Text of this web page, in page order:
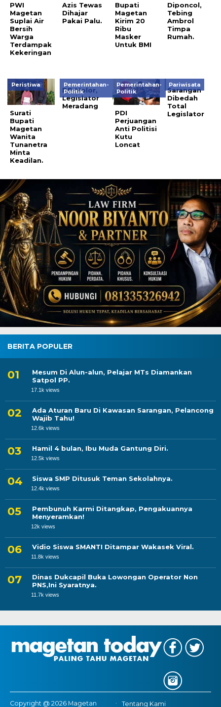
PWI
Magetan
Suplai Air
Bersih
Warga
Terdampak
Kekeringan
Azis Tewas
Dihajar
Pakai Palu.
Bupati
Magetan
Kirim 20
Ribu
Masker
Untuk BMI
Diponcol,
Tebing
Ambrol
Timpa
Rumah.
Peristiwa
Surati
Bupati
Magetan
Wanita
Tunanetra
Minta
Keadilan.
Pemerintahan-
Politik
DD Molor,
Legislator
Meradang
Pemerintahan-
Politik
PDI
Perjuangan
Anti Politisi
Kutu
Loncat
Pariwisata
Sarangan
Dibedah
Total
Legislator
BERITA POPULER
Mesum Di Alun-alun, Pelajar MTs Diamankan
Satpol PP.
17.1k views
Ada Aturan Baru Di Kawasan Sarangan, Pelancong
Wajib Tahu!
12.6k views
Hamil 4 bulan, Ibu Muda Gantung Diri.
12.5k views
Siswa SMP Ditusuk Teman Sekolahnya.
12.4k views
Pembunuh Karmi Ditangkap, Pengakuannya
Menyeramkan!
12k views
Vidio Siswa SMANTI Ditampar Wakasek Viral.
11.8k views
Dinas Dukcapil Buka Lowongan Operator Non
PNS,Ini Syaratnya.
11.7k views
Copyright @ 2026 Magetan
Tentang Kami